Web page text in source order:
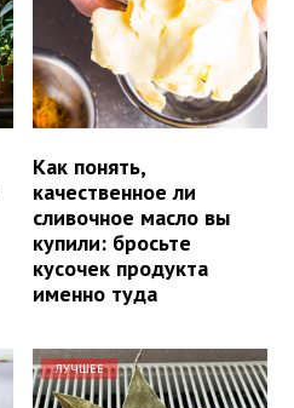
Как понять,
качественное ли
сливочное масло вы
купили: бросьте
кусочек продукта
именно туда
ЛУЧШЕЕ